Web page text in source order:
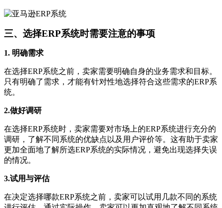
三、选择ERP系统时需要注意的事项
1. 明确需求
在选择ERP系统之前，卖家需要明确自身的业务需求和目标。
只有明确了需求，才能有针对性地选择符合这些需求的ERP系
统。
2.做好调研
在选择ERP系统时，卖家需要对市场上的ERP系统进行充分的
调研，了解不同系统的优缺点以及用户评价等。这有助于卖家
更加全面地了解所选ERP系统的实际情况，避免出现选择失误
的情况。
3.试用与评估
在决定选择哪款ERP系统之前，卖家可以试用几款不同的系统